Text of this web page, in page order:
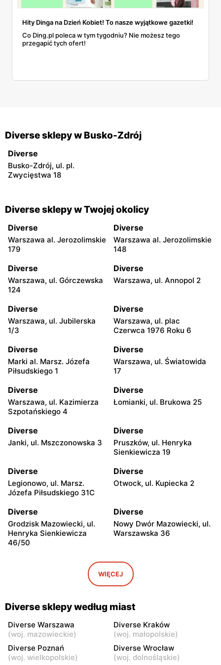
Hity Dinga na Dzień Kobiet! To nasze wyjątkowe gazetki!
Co Ding.pl poleca w tym tygodniu? Nie możesz tego
przegapić tych ofert!
Diverse sklepy w Busko-Zdrój
Diverse
Busko-Zdrój, ul. pl.
Zwycięstwa 18
Diverse sklepy w Twojej okolicy
Diverse
Warszawa al. Jerozolimskie
179
Diverse
Warszawa al. Jerozolimskie
148
Diverse
Warszawa, ul. Górczewska
124
Diverse
Warszawa, ul. Annopol 2
Diverse
Warszawa, ul. Jubilerska
1/3
Diverse
Warszawa, ul. plac
Czerwca 1976 Roku 6
Diverse
Marki al. Marsz. Józefa
Piłsudskiego 1
Diverse
Warszawa, ul. Światowida
17
Diverse
Warszawa, ul. Kazimierza
Szpotańskiego 4
Diverse
Łomianki, ul. Brukowa 25
Diverse
Janki, ul. Mszczonowska 3
Diverse
Pruszków, ul. Henryka
Sienkiewicza 19
Diverse
Legionowo, ul. Marsz.
Józefa Piłsudskiego 31C
Diverse
Otwock, ul. Kupiecka 2
Diverse
Grodzisk Mazowiecki, ul.
Henryka Sienkiewicza
46/50
Diverse
Nowy Dwór Mazowiecki, ul.
Warszawska 36
Diverse
Grójec, ul. Armii Krajowej
50
Diverse
Żyrardów, ul. Mały Rynek 7
Diverse
Sowińskiego 66
Diverse
Warka, ul. Senatorska 5B
Diverse
Pułtusk, ul. Jana Pawła II 6a
WIĘCEJ
Diverse sklepy według miast
Diverse Warszawa
(woj. mazowieckie)
Diverse Kraków
(woj. małopolskie)
Diverse Poznań
(woj. wielkopolskie)
Diverse Wrocław
(woj. dolnośląskie)